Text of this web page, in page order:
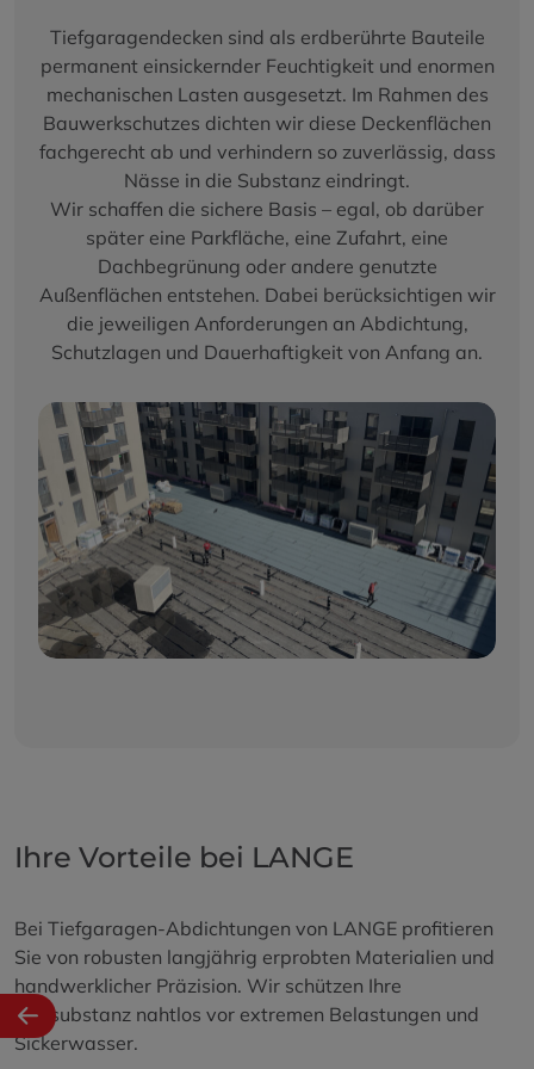
Tiefgaragendecken sind als erdberührte Bauteile
permanent einsickernder Feuchtigkeit und enormen
mechanischen Lasten ausgesetzt. Im Rahmen des
Bauwerkschutzes dichten wir diese Deckenflächen
fachgerecht ab und verhindern so zuverlässig, dass
Nässe in die Substanz eindringt.
Wir schaffen die sichere Basis – egal, ob darüber
später eine Parkfläche, eine Zufahrt, eine
Dachbegrünung oder andere genutzte
Außenflächen entstehen. Dabei berücksichtigen wir
die jeweiligen Anforderungen an Abdichtung,
Schutzlagen und Dauerhaftigkeit von Anfang an.
Ihre Vorteile bei LANGE
Bei Tiefgaragen-Abdichtungen von LANGE profitieren
Sie von robusten langjährig erprobten Materialien und
handwerklicher Präzision. Wir schützen Ihre
Bausubstanz nahtlos vor extremen Belastungen und
Sickerwasser.